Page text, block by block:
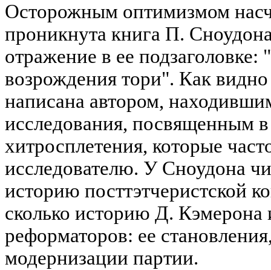
Осторожным оптимизмом
проникнута книга П.
отражение в ее подзаголовке:
возрождения тори". Как видно
написана автором,
исследования, посвященным в
хитросплетения, которые
исследователю. У Сноудона
историю посттэтчеристской
сколько историю Д. Кэмерона
реформаторов: ее
модернизации партии.